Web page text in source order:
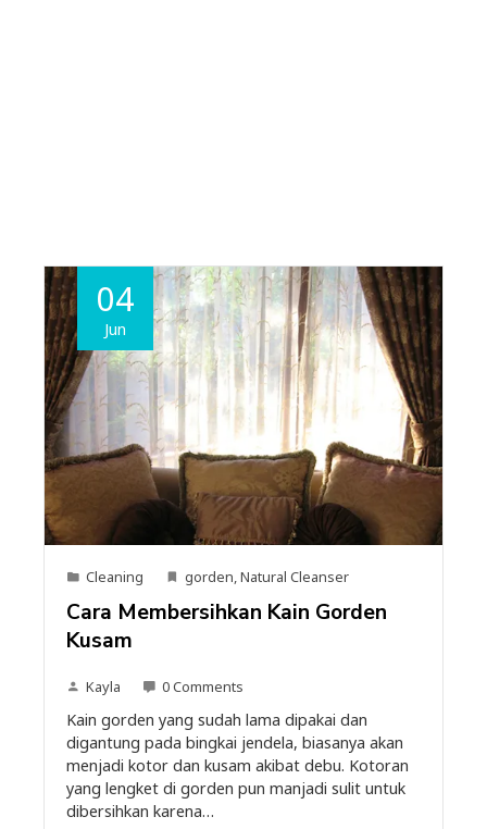
04
Jun
Cleaning gorden,Natural Cleanser
Cara Membersihkan Kain Gorden
Kusam
Kayla 0 Comments
Kain gorden yang sudah lama dipakai dan
digantung pada bingkai jendela, biasanya akan
menjadi kotor dan kusam akibat debu. Kotoran
yang lengket di gorden pun manjadi sulit untuk
dibersihkan karena…